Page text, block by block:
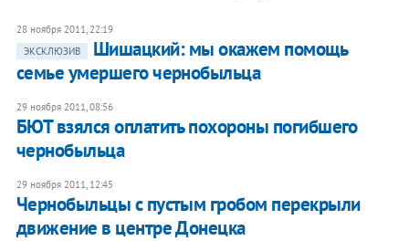
28 ноября 2011, 22:19
ЭКСКЛЮЗИВ
Шишацкий: мы окажем помощь
семье умершего чернобыльца
29 ноября 2011, 08:56
БЮТ взялся оплатить похороны погибшего
чернобыльца
29 ноября 2011, 12:45
Чернобыльцы с пустым гробом перекрыли
движение в центре Донецка